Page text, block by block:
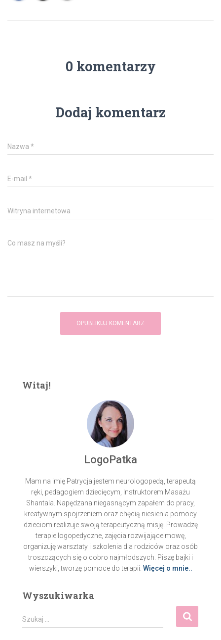
0 komentarzy
Dodaj komentarz
Nazwa *
E-mail *
Witryna internetowa
Co masz na myśli?
Witaj!
LogoPatka
Mam na imię Patrycja jestem neurologopedą, terapeutą
ręki, pedagogiem dziecięcym, Instruktorem Masażu
Shantala. Napędzana niegasnącym zapałem do pracy,
kreatywnym spojrzeniem oraz chęcią niesienia pomocy
dzieciom realizuje swoją terapeutyczną misję. Prowadzę
terapie logopedyczne, zajęcia rozwijające mowę,
organizuję warsztaty i szkolenia dla rodziców oraz osób
troszczących się o dobro najmłodszych. Piszę bajki i
wierszyki, tworzę pomoce do terapii. Więcej o mnie..
Wyszukiwarka
S
z
Szukaj …